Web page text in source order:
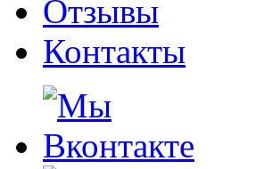
Отзывы
Контакты